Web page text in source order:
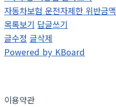
자동차보험 운전자제한 위반금액
목록보기 답글쓰기
글수정 글삭제
Powered by KBoard
이용약관